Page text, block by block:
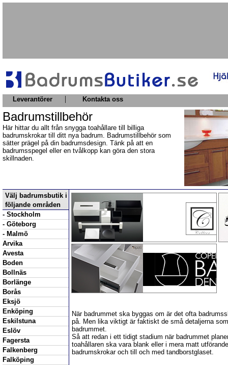
Leverantörer | Kontakta oss
Välj badrumsbutik i
följande områden
- Stockholm
- Göteborg
- Malmö
Arvika
Avesta
Boden
Bollnäs
Borlänge
Borås
Eksjö
Enköping
Eskilstuna
Eslöv
Fagersta
Falkenberg
Falköping
Badrumstillbehör
Här hittar du allt från snygga toahållare till billiga
badrumskrokar till ditt nya badrum. Badrumstillbehör som
sätter prägel på din badrumsdesign. Tänk på att en
badrumsspegel eller en tvålkopp kan göra den stora
skillnaden.
När badrummet ska byggas om är det ofta
på. Men lika viktigt är faktiskt de små detaljerna
badrummet.
Så att redan i ett tidigt stadium när badrummet
toahållaren ska vara blank eller i mera matt
badrumskrokar och till och med tandborstglaset.